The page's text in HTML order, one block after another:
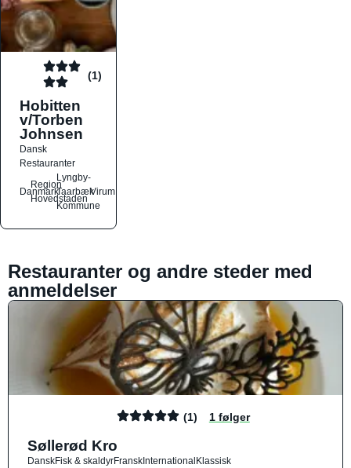
(1)
Hobitten
v/Torben
Johnsen
Dansk
Restauranter
Danmark
Region
Hovedstaden
Lyngby-
Taarbæk
Kommune
Virum
Restauranter og andre steder med
anmeldelser
(1) 1 følger
Søllerød Kro
DanskFisk & skaldyrFranskInternationalKlassisk